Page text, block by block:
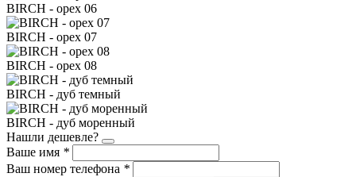
BIRCH - орех 06
BIRCH - орех 07
BIRCH - орех 08
BIRCH - дуб темный
BIRCH - дуб моренный
Нашли дешевле?
Ваше имя *
Ваш номер телефона *